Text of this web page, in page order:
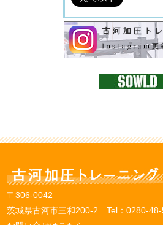
〒306-0042
茨城県古河市三和200-2 Tel：0280-